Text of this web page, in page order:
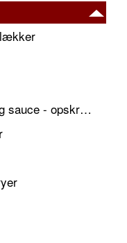
Andesteg med æbler, svesker og sauce - opskrift også til jul